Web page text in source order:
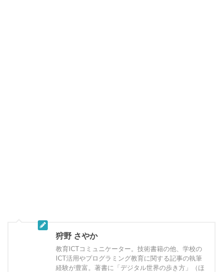
狩野 さやか
教育ICTコミュニケーター。技術書籍の他、学校の
ICT活用やプログラミング教育に関する記事の執筆
経験が豊富。著書に「デジタル世界の歩き方」（ほ